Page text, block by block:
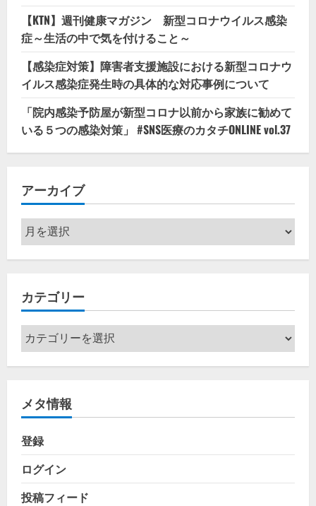
【KTN】週刊健康マガジン 新型コロナウイルス感染
症～生活の中で気を付けること～
【感染症対策】障害者支援施設における新型コロナウ
イルス感染症発生時の具体的な対応事例について
「院内感染予防屋が新型コロナ以前から家族に勧めて
いる５つの感染対策」 #SNS医療のカタチONLINE vol.37
アーカイブ
ア
ー
カ
ブ
カテゴリー
カ
テ
ゴ
ー
メタ情報
登録
ログイン
投稿フィード